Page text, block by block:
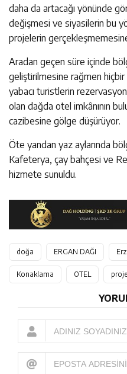
daha da artacağı yönünde
değişmesi ve siyasilerin bu
projelerin
Aradan geçen süre içinde
geliştirilmesine rağmen
yabacı turistlerin
olan dağda otel imkânının
cazibesine gölge düşürüyor.
Öte yandan yaz aylarında
Kafeterya, çay bahçesi ve
hizmete sunuldu.
doğa ERGAN DAĞI
Konaklama OTEL